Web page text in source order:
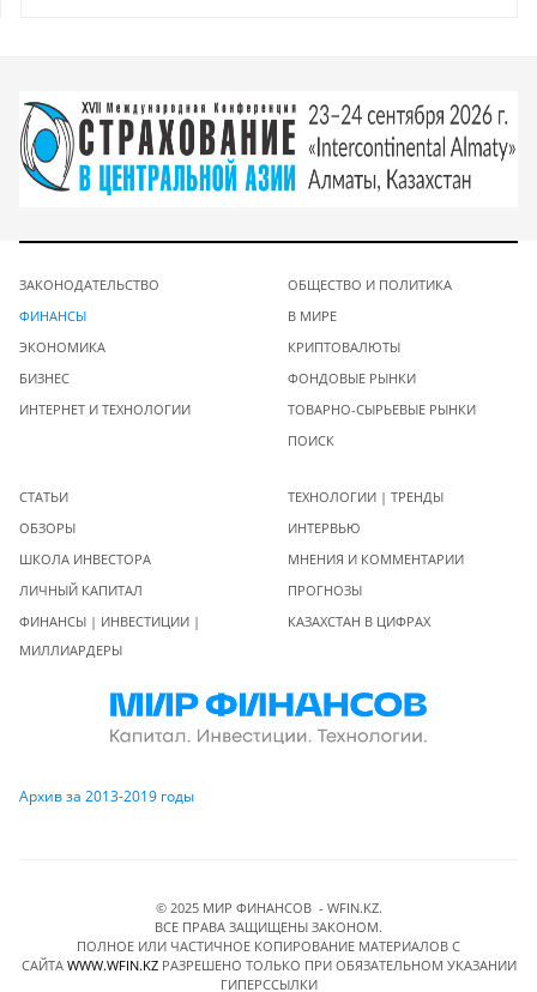
ЗАКОНОДАТЕЛЬСТВО
ФИНАНСЫ
ЭКОНОМИКА
БИЗНЕС
ИНТЕРНЕТ И ТЕХНОЛОГИИ
ОБЩЕСТВО И ПОЛИТИКА
В МИРЕ
КРИПТОВАЛЮТЫ
ФОНДОВЫЕ РЫНКИ
ТОВАРНО-СЫРЬЕВЫЕ РЫНКИ
ПОИСК
СТАТЬИ
ОБЗОРЫ
ШКОЛА ИНВЕСТОРА
ЛИЧНЫЙ КАПИТАЛ
ФИНАНСЫ | ИНВЕСТИЦИИ |
МИЛЛИАРДЕРЫ
ТЕХНОЛОГИИ | ТРЕНДЫ
ИНТЕРВЬЮ
МНЕНИЯ И КОММЕНТАРИИ
ПРОГНОЗЫ
КАЗАХСТАН В ЦИФРАХ
Архив за 2013-2019 годы
© 2025 МИР ФИНАНСОВ - WFIN.KZ.
ВСЕ ПРАВА ЗАЩИЩЕНЫ ЗАКОНОМ.
ПОЛНОЕ ИЛИ ЧАСТИЧНОЕ КОПИРОВАНИЕ МАТЕРИАЛОВ C
САЙТА WWW.WFIN.KZРАЗРЕШЕНО ТОЛЬКО ПРИ ОБЯЗАТЕЛЬНОМ УКАЗАНИИ
ГИПЕРССЫЛКИ